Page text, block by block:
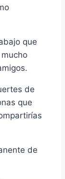
que
de
que
de